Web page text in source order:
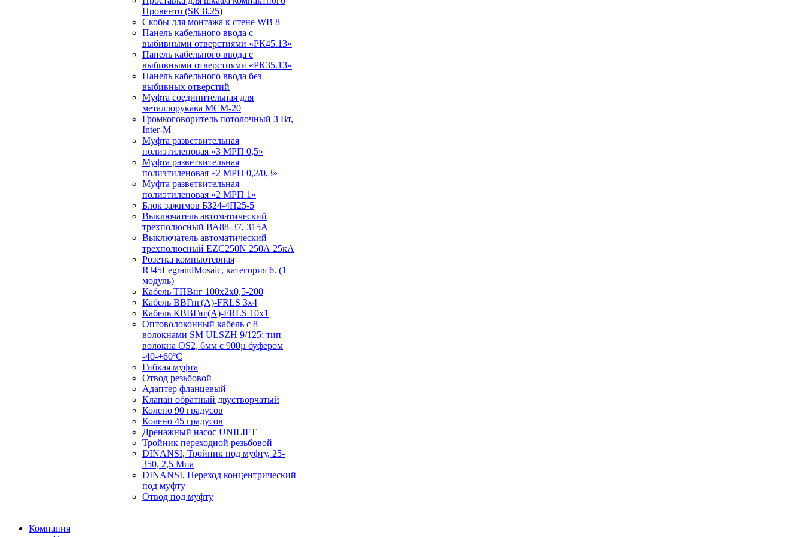
Провенто (SK 8.25)
Скобы для монтажа к стене WB 8
Панель кабельного ввода с
выбивными отверстиями «РК45.13»
Панель кабельного ввода с
выбивными отверстиями «РК35.13»
Панель кабельного ввода без
выбивных отверстий
Муфта соединительная для
металлорукава МСМ-20
Громкоговоритель потолочный 3 Вт,
Inter-M
Муфта разветвительная
полиэтиленовая «3 МРП 0,5»
Муфта разветвительная
полиэтиленовая «2 МРП 0,2/0,3»
Муфта разветвительная
полиэтиленовая «2 МРП 1»
Блок зажимов БЗ24-4П25-5
Выключатель автоматический
трехполюсный ВА88-37, 315А
Выключатель автоматический
трехполюсный EZC250N 250А 25кА
Розетка компьютерная
RJ45LegrandMosaic, категория 6. (1
модуль)
Кабель ТПВнг 100х2х0,5-200
Кабель ВВГнг(А)-FRLS 3х4
Кабель КВВГнг(А)-FRLS 10х1
Оптоволоконный кабель с 8
волокнами SM ULSZH 9/125; тип
волокна OS2, 6мм с 900µ буфером
-40-+60ºC
Гибкая муфта
Отвод резьбовой
Адаптер фланцевый
Клапан обратный двустворчатый
Колено 90 градусов
Колено 45 градусов
Дренажный насос UNILIFT
Тройник переходной резьбовой
DINANSI, Тройник под муфту, 25-
350, 2,5 Мпа
DINANSI, Переход концентрический
под муфту
Отвод под муфту
Компания